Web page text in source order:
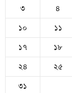
৩
৪
১০
১১
১৭
১৮
২৪
২৫
৩১